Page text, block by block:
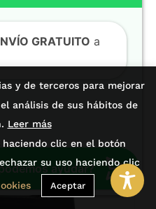
Lujo 500ml
Detalles
y de terceros para mejorar
análisis de sus hábitos de
Leer más
haciendo clic en el botón
su uso haciendo clic
Aceptar
DESCUENTOS%
👇
ayudar?